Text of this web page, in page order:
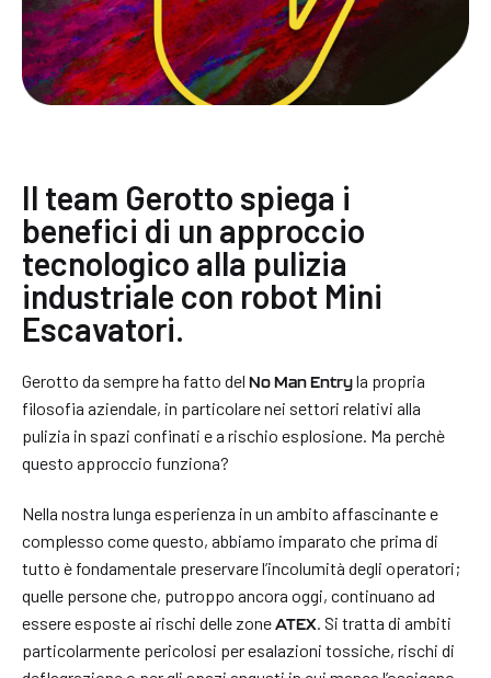
Il team Gerotto spiega i
benefici di un approccio
tecnologico alla pulizia
industriale con robot Mini
Escavatori.
Gerotto da sempre ha fatto del No Man Entryla propria
filosofia aziendale, in particolare nei settori relativi alla
pulizia in spazi confinati e a rischio esplosione. Ma perchè
questo approccio funziona?
Nella nostra lunga esperienza in un ambito affascinante e
complesso come questo, abbiamo imparato che prima di
tutto è fondamentale preservare l’incolumità degli operatori;
quelle persone che, putroppo ancora oggi, continuano ad
essere esposte ai rischi delle zoneATEX. Si tratta di ambiti
particolarmente pericolosi per esalazioni tossiche, rischi di